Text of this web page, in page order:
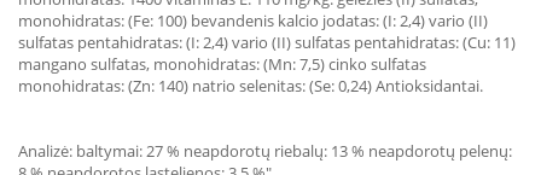
monohidratas: (Fe: 100) bevandenis kalcio jodatas: (I: 2,4) vario (II)
sulfatas pentahidratas: (I: 2,4) vario (II) sulfatas pentahidratas: (Cu: 11)
mangano sulfatas, monohidratas: (Mn: 7,5) cinko sulfatas
monohidratas: (Zn: 140) natrio selenitas: (Se: 0,24) Antioksidantai.
Analizė: baltymai: 27 % neapdorotų riebalų: 13 % neapdorotų pelenų: